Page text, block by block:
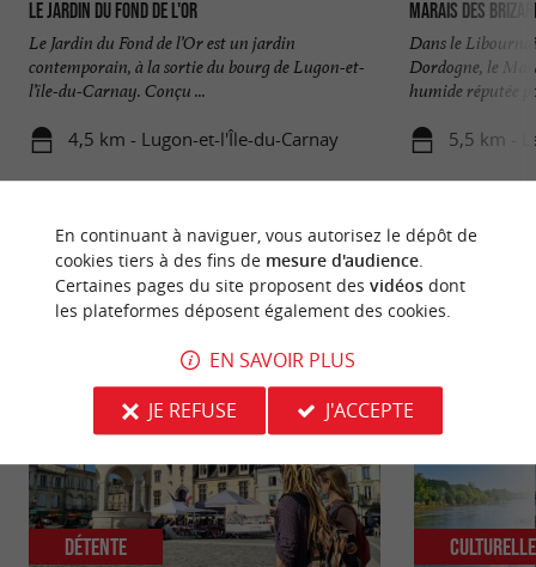
Le Jardin du Fond de l'Or
Le Jardin du Fond de l’Or est un jardin
contemporain, à la sortie du bourg de Lugon-et-
l’île-du-Carnay. Conçu ...
4,5 km - Lugon-et-l'Île-du-Carnay
Marais des
Dans le
Dordogne, le
humide réputée
5,5 km -
NOUS AVONS TESTÉPOUR VOUS
Détente Culturelle
En continuant à naviguer, vous autorisez le dépôt de
cookies tiers à des fins de mesure d'audience.
Certaines pages du site proposent des vidéosdont
les plateformes déposent également des cookies.
EN SAVOIR PLUS
JE REFUSE
J'ACCEPTE